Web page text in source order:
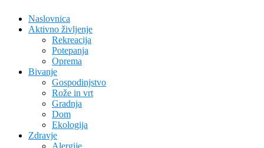
Naslovnica
Aktivno življenje
Rekreacija
Potepanja
Oprema
Bivanje
Gospodinjstvo
Rože in vrt
Gradnja
Dom
Ekologija
Zdravje
Alergije